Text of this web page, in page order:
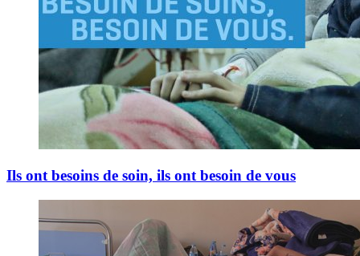
Ils ont besoins de soin, ils ont besoin de vous